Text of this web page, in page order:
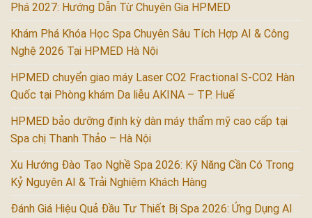
Phá 2027: Hướng Dẫn Từ Chuyên Gia HPMED
Khám Phá Khóa Học Spa Chuyên Sâu Tích Hợp AI & Công
Nghệ 2026 Tại HPMED Hà Nội
HPMED chuyển giao máy Laser CO2 Fractional S-CO2 Hàn
Quốc tại Phòng khám Da liễu AKINA – TP. Huế
HPMED bảo dưỡng định kỳ dàn máy thẩm mỹ cao cấp tại
Spa chị Thanh Thảo – Hà Nội
Xu Hướng Đào Tạo Nghề Spa 2026: Kỹ Năng Cần Có Trong
Kỷ Nguyên AI & Trải Nghiệm Khách Hàng
Đánh Giá Hiệu Quả Đầu Tư Thiết Bị Spa 2026: Ứng Dụng AI